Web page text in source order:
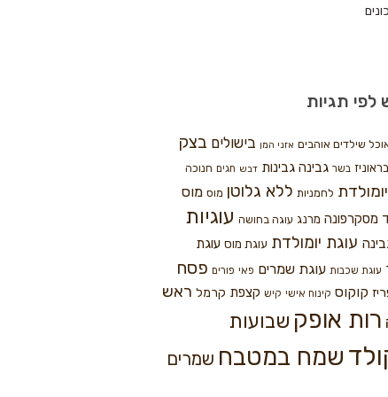
לפי תגיות
שילדים אוהבים אזני המן בישולים בצק
בראוניז בשר גבינה גבינות דבש חגים חנוכה
יומולדת לחמניות ללא גלוטן מוס מוס
מסקרפונה מרנג עוגה בחושה עוגיות
עוגת יומולדת עוגת מוס עוגת
עוגת שכבות עוגת שמרים פאי פורים פסח
קוקוס קינוח אישי קיש קצפת קרמל ראש
רות אופק שבועות
שמח במטבח שמרים